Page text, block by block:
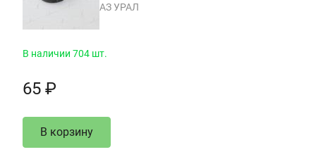
АЗ УРАЛ
В наличии 704 шт.
65 ₽
В корзину